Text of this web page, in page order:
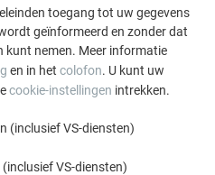
toegang tot uw gegevens
geïnformeerd en zonder dat
kunt nemen. Meer informatie
en in het colofon. U kunt uw
cookie-instellingen intrekken.
(inclusief VS-diensten)
VS-diensten)